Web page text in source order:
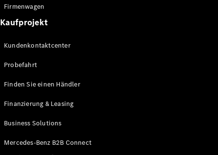
Firmenwagen
Kaufprojekt
Kundenkontaktcenter
Probefahrt
Finden Sie einen Händler
Finanzierung & Leasing
Business Solutions
Mercedes-Benz B2B Connect